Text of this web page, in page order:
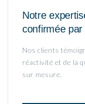
Notre
confirmée par
Nos clients
réactivité et de la
sur mesure.